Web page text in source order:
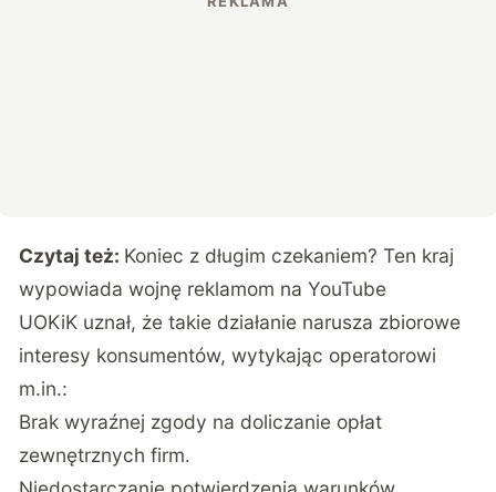
Czytaj też: Koniec z długim czekaniem? Ten kraj
wypowiada wojnę reklamom na YouTube
UOKiK uznał, że takie działanie narusza zbiorowe
interesy konsumentów, wytykając operatorowi
m.in.:
Brak wyraźnej zgody na doliczanie opłat
zewnętrznych firm.